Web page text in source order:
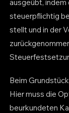
ausgeübt,
steuerpflichtig
stellt und in der
Beim
Hier muss die
beurkundeten